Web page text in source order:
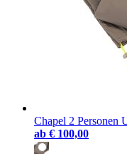
Chapel 2 Personen
ab € 100,00